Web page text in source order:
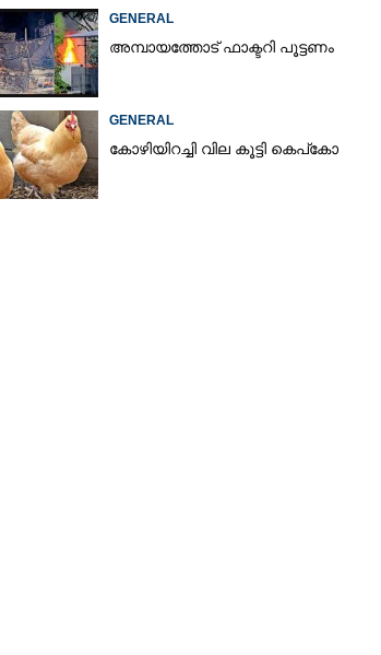
GENERAL
അമ്പായത്തോട് ഫാക്ടറി പൂട്ടണം
GENERAL
കോഴിയിറച്ചി വില കൂട്ടി കെപ്കോ